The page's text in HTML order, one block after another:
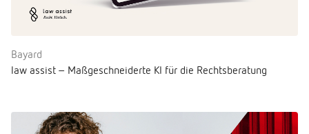
Bayard
law assist – Maßgeschneiderte KI für die Rechtsberatung